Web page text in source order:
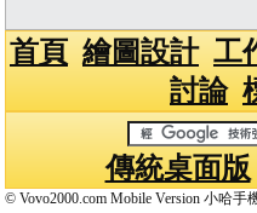
首頁 繪圖設計 工
討論
傳統桌面版
© Vovo2000.com Mobile Version 小哈手